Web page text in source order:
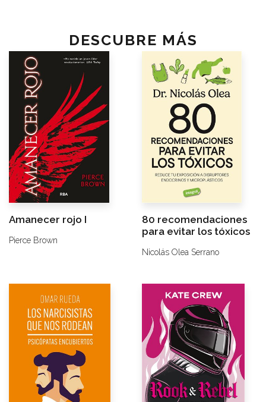
DESCUBRE MÁS
Amanecer rojo I
Pierce Brown
80 recomendaciones
para evitar los tóxicos
Nicolás Olea Serrano